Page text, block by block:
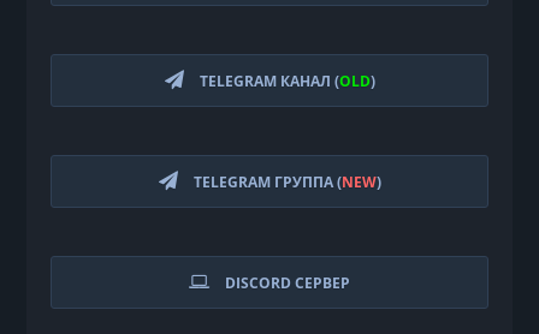
TELEGRAM КАНАЛ (OLD)
TELEGRAM ГРУППА (NEW)
DISCORD СЕРВЕР